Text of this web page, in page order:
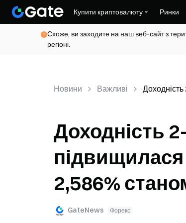
Купити криптовалюту Ринки
Схоже, ви заходите на наш веб-сайт з
регіоні.
Новини Важливі
Доходність
підвищилася
2,586%
GateNews Форекс